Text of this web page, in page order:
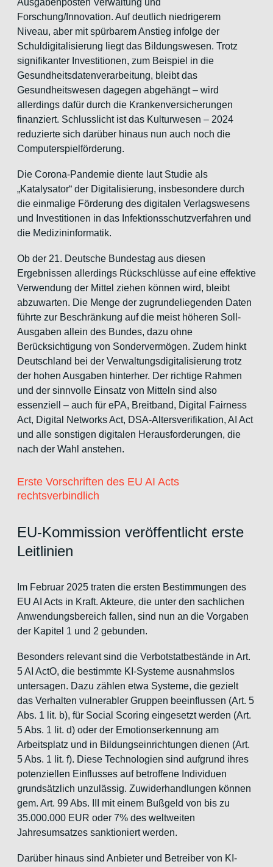
Ausgabenposten Verwaltung und
Forschung/Innovation. Auf deutlich niedrigerem
Niveau, aber mit spürbarem Anstieg infolge der
Schuldigitalisierung liegt das Bildungswesen. Trotz
signifikanter Investitionen, zum Beispiel in die
Gesundheitsdatenverarbeitung, bleibt das
Gesundheitswesen dagegen abgehängt – wird
allerdings dafür durch die Krankenversicherungen
finanziert. Schlusslicht ist das Kulturwesen – 2024
reduzierte sich darüber hinaus nun auch noch die
Computerspielförderung.
Die Corona-Pandemie diente laut Studie als
„Katalysator“ der Digitalisierung, insbesondere durch
die einmalige Förderung des digitalen Verlagswesens
und Investitionen in das Infektionsschutzverfahren und
die Medizininformatik.
Ob der 21. Deutsche Bundestag aus diesen
Ergebnissen allerdings Rückschlüsse auf eine effektive
Verwendung der Mittel ziehen können wird, bleibt
abzuwarten. Die Menge der zugrundeliegenden Daten
führte zur Beschränkung auf die meist höheren Soll-
Ausgaben allein des Bundes, dazu ohne
Berücksichtigung von Sondervermögen. Zudem hinkt
Deutschland bei der Verwaltungsdigitalisierung trotz
der hohen Ausgaben hinterher. Der richtige Rahmen
und der sinnvolle Einsatz von Mitteln sind also
essenziell – auch für ePA, Breitband, Digital Fairness
Act, Digital Networks Act, DSA-Altersverifikation, AI Act
und alle sonstigen digitalen Herausforderungen, die
nach der Wahl anstehen.
Erste Vorschriften des EU AI Acts
rechtsverbindlich
EU-Kommission veröffentlicht erste
Leitlinien
Im Februar 2025 traten die ersten Bestimmungen des
EU AI Acts in Kraft. Akteure, die unter den sachlichen
Anwendungsbereich fallen, sind nun an die Vorgaben
der Kapitel 1 und 2 gebunden.
Besonders relevant sind die Verbotstatbestände in Art.
5 AI ActO, die bestimmte KI-Systeme ausnahmslos
untersagen. Dazu zählen etwa Systeme, die gezielt
das Verhalten vulnerabler Gruppen beeinflussen (Art. 5
Abs. 1 lit. b), für Social Scoring eingesetzt werden (Art.
5 Abs. 1 lit. d) oder der Emotionserkennung am
Arbeitsplatz und in Bildungseinrichtungen dienen (Art.
5 Abs. 1 lit. f). Diese Technologien sind aufgrund ihres
potenziellen Einflusses auf betroffene Individuen
grundsätzlich unzulässig. Zuwiderhandlungen können
gem. Art. 99 Abs. III mit einem Bußgeld von bis zu
35.000.000 EUR oder 7% des weltweiten
Jahresumsatzes sanktioniert werden.
Darüber hinaus sind Anbieter und Betreiber von KI-